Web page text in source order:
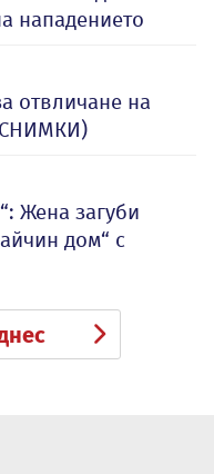
нападението
отвличане на
Жена загуби
дом“ с